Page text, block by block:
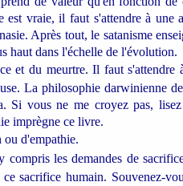
est vraie, il faut s'attendre à une
Après tout, le satanisme
haut dans l'échelle de l'évolution.
et du meurtre. Il faut s'attendre
La philosophie darwinienne
Si vous ne me croyez pas,
imprègne ce livre.
ou d'empathie.
compris les demandes de
sacrifice humain. Souvenez-